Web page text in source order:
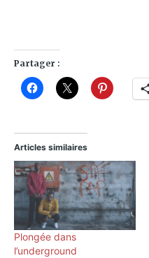
Partager :
Articles similaires
Plongée dans
l’underground